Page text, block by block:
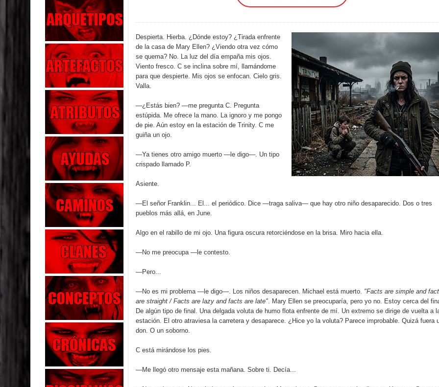
Parte 06: Coletazos
Parte 05: Los Horrores del Infierno
Parte 04: Oídos Sordos
Parte 03: La Traición
Parte 02: Vuelve el Hijo Prodigo
Parte 03: Reflexiones
Parte 02: Un Bicho Raro
Despierta. Hierba. ¿Dónde estoy? ¿Tirada enfrente
de la casa de Mary Ellen? ¿Viendo otra vez cómo
se quema? No. La luz del día empaña mis ojos.
Viento fresco. C se inclina sobre mí, llamándome
para que despierte. Mis ojos se enfocan. Cielo gris.
Valla.
—¿Estás bien? —me pregunta C. Pregunta
estúpida. Me ofrece la mano. La ignoro y me pongo
de pie. Aún estoy en la estación de Trinity. C me
guiña un ojo.
—Ya tienes otro amigo muerto —le digo—. Un tipo
crispado llamado P.
Asiente.
—El señor Franklin... El... el periódico. Dice —traga saliva— que hay otro niño desaparecido. Dos o tres
pueblos más allá, en June.
Algo en el rabillo de mi ojo. Una figura oscura retorciéndose en la brisa. Miro hacia ella.
—No me preocupa —le contesto.
—Pero...
—No es mi problema —le digo—. Los niños desaparecen. Michael está muerto. "Facts are simple and
are straight / Facts are lazy and facts are late" . Mary Ellen se preocuparía, pero yo no. Estoy cerca del
De algún tipo de final. Una delgada voluta de humo flota enfrente de mí. Un extremo se dirige de vuelta a
estación. El otro atraviesa la carretera y desaparece. ¿Hice yo la voluta? Parece improbable. Quizá fuera
don. O un soborno.
C está mirándose los pies.
—Me llegó otro mensaje esta mañana. Sobre ti. Decía...